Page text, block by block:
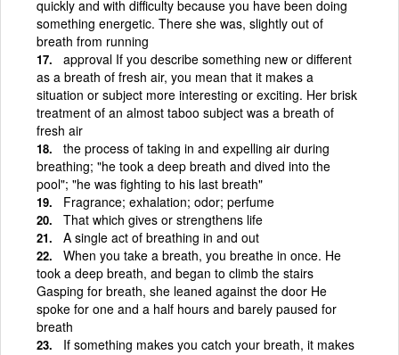
quickly and with difficulty because you have been doing
something energetic. There she was, slightly out of
breath from running
approval If you describe something new or different
as a breath of fresh air, you mean that it makes a
situation or subject more interesting or exciting. Her brisk
treatment of an almost taboo subject was a breath of
fresh air
the process of taking in and expelling air during
breathing; "he took a deep breath and dived into the
pool"; "he was fighting to his last breath"
Fragrance; exhalation; odor; perfume
That which gives or strengthens life
A single act of breathing in and out
When you take a breath, you breathe in once. He
took a deep breath, and began to climb the stairs
Gasping for breath, she leaned against the door He
spoke for one and a half hours and barely paused for
breath
If something makes you catch your breath, it makes